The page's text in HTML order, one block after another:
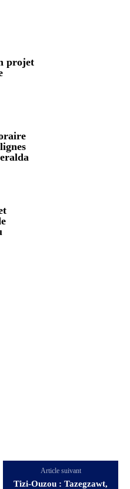
projet
Article suivant
Tizi-Ouzou : Tazegzawt,